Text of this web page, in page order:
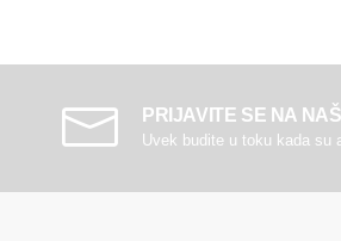
PRIJAVITE SE NA
Uvek budite u toku kada su